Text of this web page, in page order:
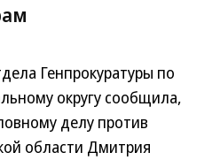
Генпрокуратуры по
округу сообщила,
делу против
области Дмитрия